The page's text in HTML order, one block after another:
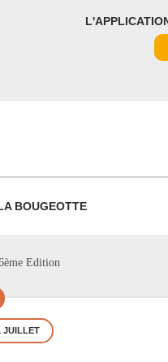
BOUGEOTTE
Edition
JUILLET